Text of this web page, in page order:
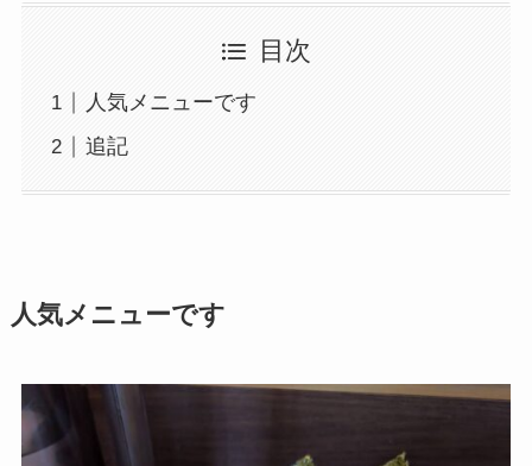
目次
人気メニューです
追記
人気メニューです